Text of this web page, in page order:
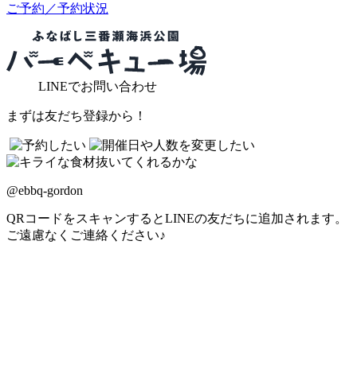
ご予約／予約状況
LINEでお問い合わせ
まずは友だち登録から！
@ebbq-gordon
QRコードをスキャンするとLINEの友だちに追加されます。
ご遠慮なくご連絡ください♪